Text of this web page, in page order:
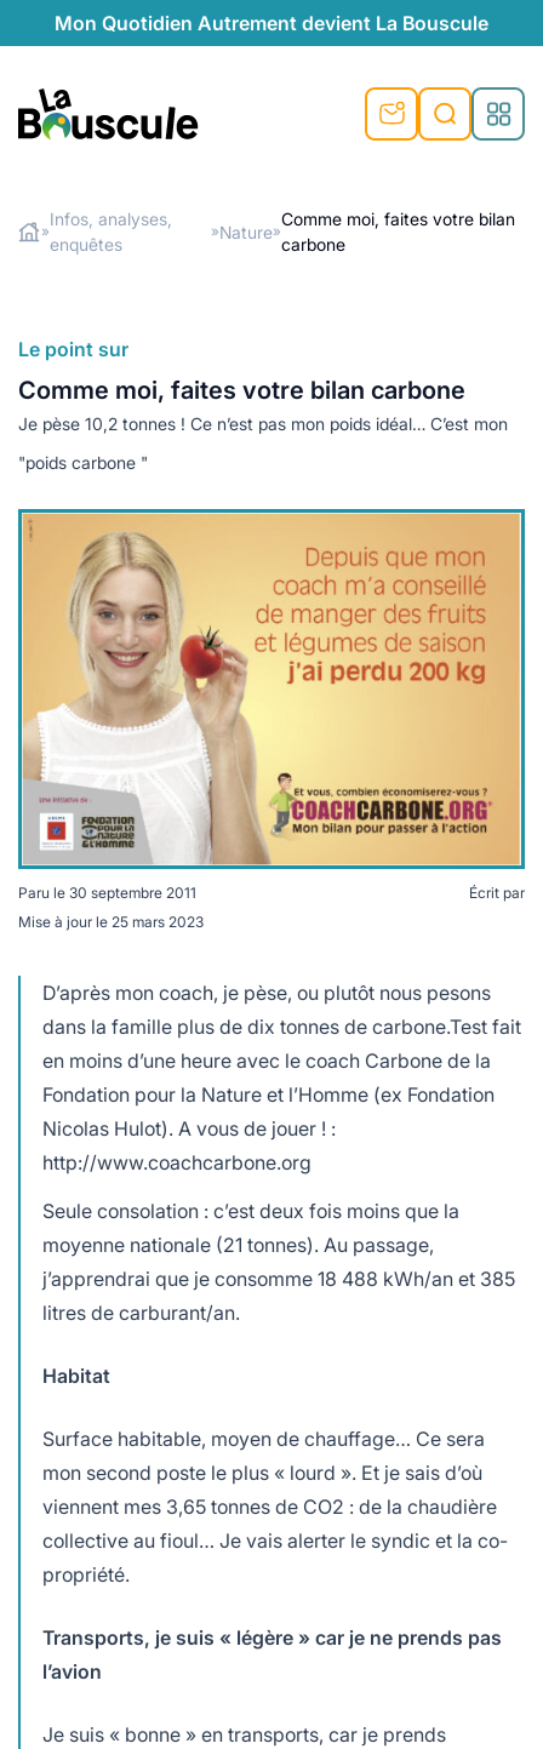
Mon Quotidien Autrement devient La Bouscule
au naturel
végétariennes
locales
durables
naturelle
naturel
de recyclage
témoignages
saison
responsables
douce
Rechercher
»
Infos, analyses,
enquêtes
»Nature»
Comme moi, faites votre bilan
carbone
Le point sur
Comme moi, faites votre bilan carbone
Je pèse 10,2 tonnes ! Ce n’est pas mon poids idéal… C’est mon
"poids carbone "
Paru le 30 septembre 2011
Mise à jour le 25 mars 2023
Écrit par
D’après mon coach, je pèse, ou plutôt nous pesons
dans la famille plus de dix tonnes de carbone.Test fait
en moins d’une heure avec le coach Carbone de la
Fondation pour la Nature et l’Homme (ex Fondation
Nicolas Hulot). A vous de jouer ! :
http://www.coachcarbone.org
Seule consolation : c’est deux fois moins que la
moyenne nationale (21 tonnes). Au passage,
j’apprendrai que je consomme 18 488 kWh/an et 385
litres de carburant/an.
Habitat
Surface habitable, moyen de chauffage… Ce sera
mon second poste le plus « lourd ». Et je sais d’où
viennent mes 3,65 tonnes de CO2 : de la chaudière
collective au fioul… Je vais alerter le syndic et la co-
propriété.
Transports, je suis « légère » car je ne prends pas
l’avion
Je suis « bonne » en transports, car je prends